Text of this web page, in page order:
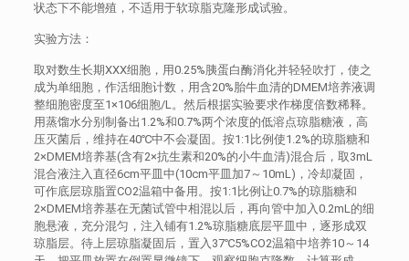
状态下不能增殖，不适用于软琼脂克隆形成试验。
实验方法：
取对数生长期XXX细胞，用0.25%胰蛋白酶消化并轻轻吹打，使之
成为单细胞，作活细胞计数，用含20%胎牛血清的DMEM培养液调
整细胞密度至1×106细胞/L。然后根据实验要求作梯度倍数稀释。
用蒸馏水分别制备出1.2%和0.7%两个浓度的低溶点琼脂糖液，高
压灭菌后，维持在40℃中不会凝固。按1:1比例使1.2%的琼脂糖和
2×DMEM培养基(含有2×抗生素和20%的小牛血清)混合后，取3mL
混合液注入直径6cm平皿中(10cm平皿加7～10mL)，冷却凝固，
可作底层琼脂置CO2温箱中备用。按1:1比例让0.7%的琼脂糖和
2×DMEM培养基在无菌试管中相混以后，再向管中加入0.2mL的细
胞悬液，充分混匀，注入铺有1.2%琼脂糖底层平皿中，逐形成双
琼脂层。待上层琼脂凝固后，置入37℃5%CO2温箱中培养10～14